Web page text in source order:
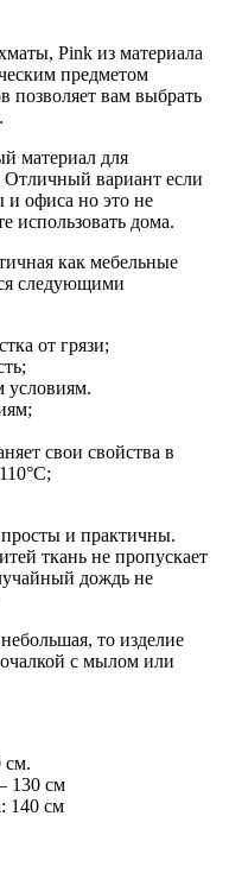
Pink из материала
предметом
позволяет вам выбрать
материал для
Отличный вариант если
офиса но это не
использовать дома.
как мебельные
следующими
от грязи;
условиям.
свои свойства в
и практичны.
ткань не пропускает
дождь не
то изделие
с мылом или
см.
130 см
140 см